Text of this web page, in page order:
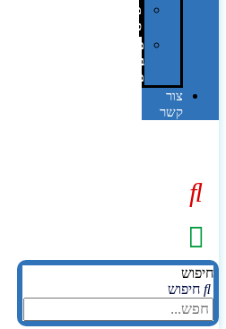
מהו
פנטון?
מיתוג
באמצעות
מדבקות
צור
קשר
חיפוש